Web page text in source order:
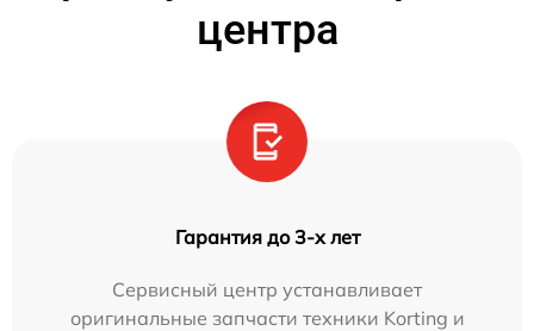
центра
Гарантия до 3-х лет
Сервисный центр устанавливает
оригинальные запчасти техники Korting и